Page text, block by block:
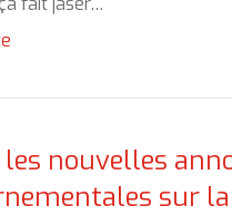
nouvelles
sur la